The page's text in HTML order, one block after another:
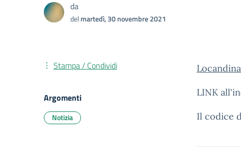
da
delmartedì, 30 novembre 2021
LINK
Il codice
Stampa / Condividi
Argomenti
Notizia